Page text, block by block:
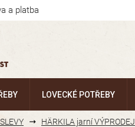
a platba
LOVECKÉ POTŘEBY
HÄRKILA jarní VÝPRODEJ